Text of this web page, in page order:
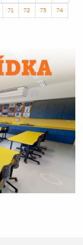
71 72 73 74